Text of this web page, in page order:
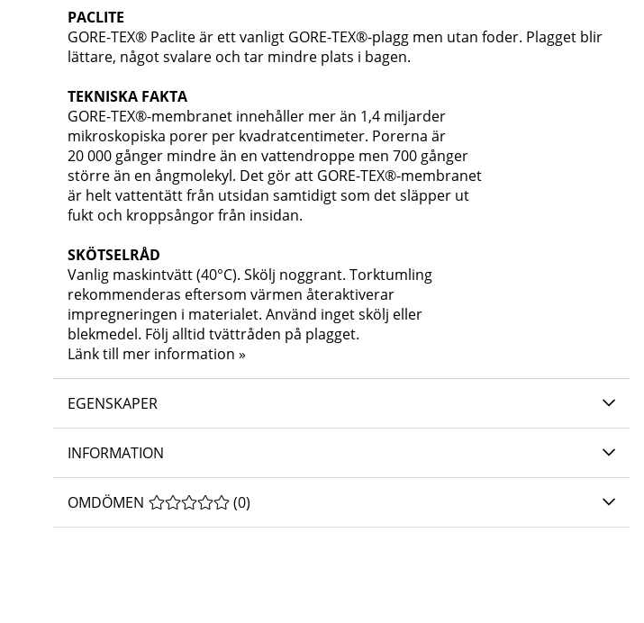
PACLITE
GORE-TEX® Paclite är ett vanligt GORE-TEX®-plagg men utan foder. Plagget blir
lättare, något svalare och tar mindre plats i bagen.
TEKNISKA FAKTA
GORE-TEX®-membranet innehåller mer än 1,4 miljarder
mikroskopiska porer per kvadratcentimeter. Porerna är
20 000 gånger mindre än en vattendroppe men 700 gånger
större än en ångmolekyl. Det gör att GORE-TEX®-membranet
är helt vattentätt från utsidan samtidigt som det släpper ut
fukt och kroppsångor från insidan.
SKÖTSELRÅD
Vanlig maskintvätt (40°C). Skölj noggrant. Torktumling
rekommenderas eftersom värmen återaktiverar
impregneringen i materialet. Använd inget skölj eller
blekmedel. Följ alltid tvättråden på plagget.
Länk till mer information »
EGENSKAPER
INFORMATION
OMDÖMEN MEDELBETYG 0 AV 5 ANTAL BETYG 0
(0)